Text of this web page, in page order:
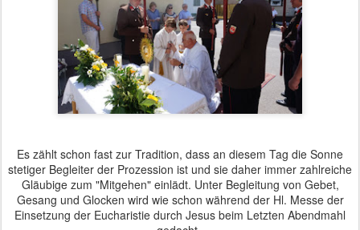
Es zählt schon fast zur Tradition, dass an diesem Tag die Sonne
stetiger Begleiter der Prozession ist und sie daher immer zahlreiche
Gläubige zum "Mitgehen" einlädt. Unter Begleitung von Gebet,
Gesang und Glocken wird wie schon während der Hl. Messe der
Einsetzung der Eucharistie durch Jesus beim Letzten Abendmahl